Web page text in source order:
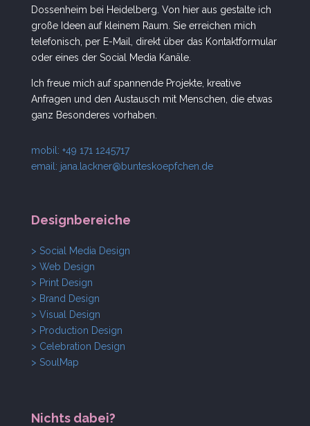
Dossenheim bei Heidelberg. Von hier aus gestalte ich
große Ideen auf kleinem Raum. Sie erreichen mich
telefonisch, per E-Mail, direkt über das Kontaktformular
oder eines der Social Media Kanäle.
Ich freue mich auf spannende Projekte, kreative
Anfragen und den Austausch mit Menschen, die etwas
ganz Besonderes vorhaben.
mobil: +49 171 1245717
email: jana.lackner@bunteskoepfchen.de
Designbereiche
> Social Media Design
> Web Design
> Print Design
> Brand Design
> Visual Design
> Production Design
> Celebration Design
> SoulMap
Nichts dabei?